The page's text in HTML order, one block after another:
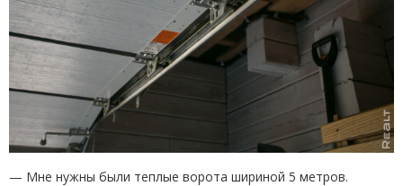
— Мне нужны были теплые ворота шириной 5 метров.